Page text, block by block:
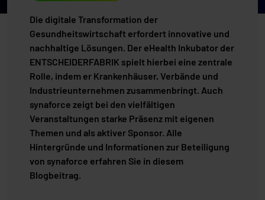
Die digitale Transformation der
Gesundheitswirtschaft erfordert innovative und
nachhaltige Lösungen. Der eHealth Inkubator der
ENTSCHEIDERFABRIK spielt hierbei eine zentrale
Rolle, indem er Krankenhäuser, Verbände und
Industrieunternehmen zusammenbringt. Auch
synaforce zeigt bei den vielfältigen
Veranstaltungen starke Präsenz mit eigenen
Themen und als aktiver Sponsor. Alle
Hintergründe und Informationen zur Beteiligung
von synaforce erfahren Sie in diesem
Blogbeitrag.